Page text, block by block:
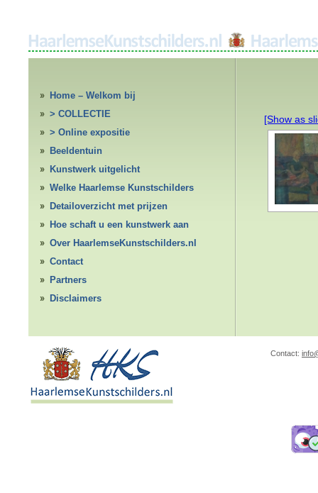
Home – Welkom bij
HaarlemseKunstschilders.nl
> COLLECTIE
> Online expositie
Beeldentuin
Kunstwerk uitgelicht
Welke Haarlemse Kunstschilders
Detailoverzicht met prijzen
Hoe schaft u een kunstwerk aan
Over HaarlemseKunstschilders.nl
Contact
Partners
Disclaimers
[Show as
Contact: